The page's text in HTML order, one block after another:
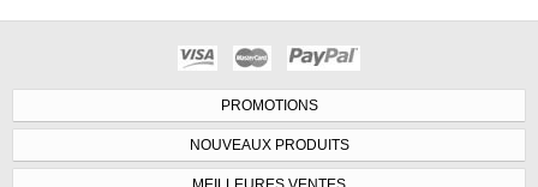
PROMOTIONS
NOUVEAUX PRODUITS